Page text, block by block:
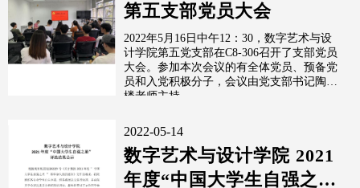
第五支部党员大会
2022年5月16日中午12：30，数字艺术与设
计学院第五党支部在C8-306召开了支部党员
大会。参加本次会议的有全体党员、预备党
员和入党积极分子，会议由党支部书记陶斯
楼老师主持。
2022-05-14
数字艺术与设计学院 2021
年度“中国大学生自强之